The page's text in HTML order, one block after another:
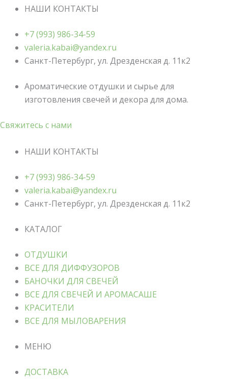
НАШИ КОНТАКТЫ
+7 (993) 986-34-59
valeria.kabai@yandex.ru
Санкт-Петербург, ул. Дрезденская д. 11к2
Ароматические отдушки и сырье для
изготовления свечей и декора для дома.
Свяжитесь с нами
НАШИ КОНТАКТЫ
+7 (993) 986-34-59
valeria.kabai@yandex.ru
Санкт-Петербург, ул. Дрезденская д. 11к2
КАТАЛОГ
ОТДУШКИ
ВСЕ ДЛЯ ДИФФУЗОРОВ
БАНОЧКИ ДЛЯ СВЕЧЕЙ
ВСЕ ДЛЯ СВЕЧЕЙ И АРОМАСАШЕ
КРАСИТЕЛИ
ВСЕ ДЛЯ МЫЛОВАРЕНИЯ
МЕНЮ
ДОСТАВКА